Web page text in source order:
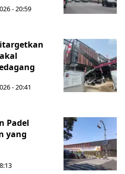
- 20:59
- 20:41
Padel
yang